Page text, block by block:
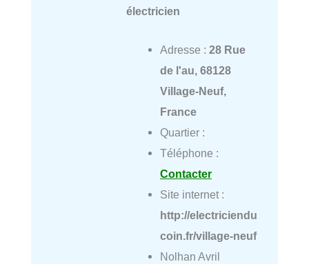
électricien
Adresse : 28 Rue
de l'au, 68128
Village-Neuf,
France
Quartier :
Téléphone :
Contacter
Site internet :
http://electriciendu
coin.fr/village-neuf
Nolhan Avril